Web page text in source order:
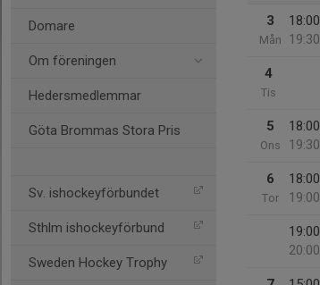
Domare
Om föreningen
Hedersmedlemmar
Göta Brommas Stora Pris
Sv. ishockeyförbundet
Sthlm ishockeyförbund
Sweden Hockey Trophy
3
Mån
18:00
19:30
4
Tis
5
Ons
18:00
19:30
6
Tor
18:00
19:00
19:00
20:00